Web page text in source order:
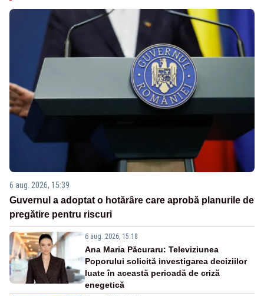
6 aug. 2026, 15:39
Guvernul a adoptat o hotărâre care aprobă planurile de
pregătire pentru riscuri
6 aug. 2026, 15:18
Ana Maria Păcuraru: Televiziunea
Poporului solicită investigarea deciziilor
luate în această perioadă de criză
enegetică